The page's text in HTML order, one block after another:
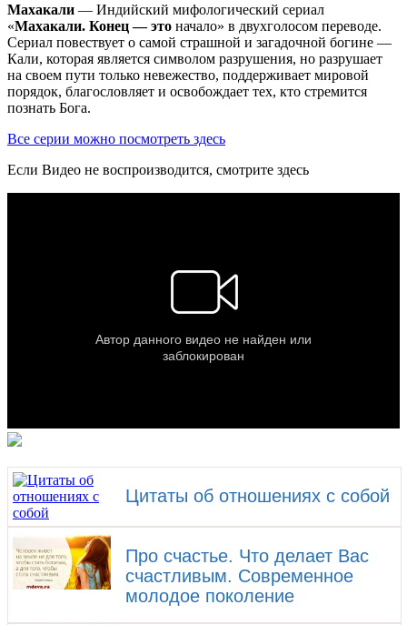
Махакали — Индийский мифологический сериал
«Махакали. Конец — это начало» в двухголосом переводе.
Сериал повествует о самой страшной и загадочной богине —
Кали, которая является символом разрушения, но разрушает
на своем пути только невежество, поддерживает мировой
порядок, благословляет и освобождает тех, кто стремится
познать Бога.
Все серии можно посмотреть здесь
Если Видео не воспроизводится, смотрите здесь
Цитаты об отношениях с собой
Про счастье. Что делает Вас
счастливым. Современное
молодое поколение